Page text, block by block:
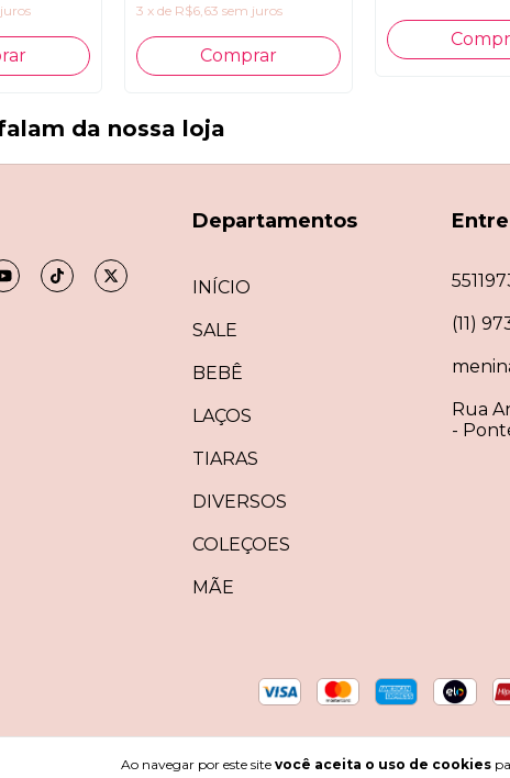
Ao navegar por este site você aceita o uso de cookies
3 x de R$6,63 sem juros
Comprar
da nossa loja
Departamentos
INÍCIO
SALE
BEBÊ
LAÇOS
TIARAS
DIVERSOS
COLEÇOES
MÃE
(11)
Rua
-
de Laço - 18360349000108 - 2026. Todos os direitos reservados.